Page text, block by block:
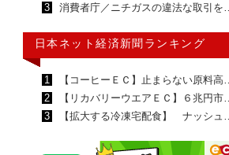
3
消費者庁／ニチガスの違法な取引を…
日本ネット経済新聞ランキング
1
【コーヒーＥＣ】止まらない原料高…
2
【リカバリーウエアＥＣ】６兆円市…
3
【拡大する冷凍宅配食】 ナッシュ…